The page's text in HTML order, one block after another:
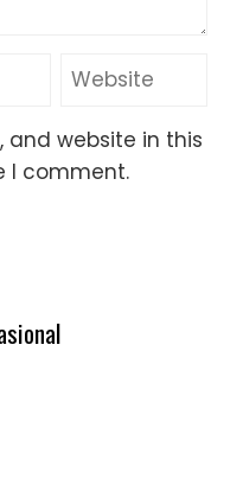
and website in this
I comment.